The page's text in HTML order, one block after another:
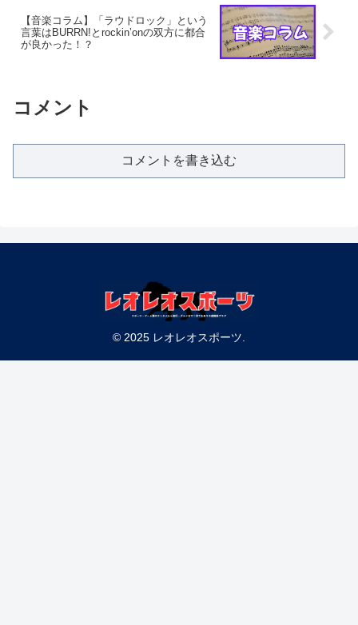
【音楽コラム】「ラウドロック」という
言葉はBURRN!とrockin’onの双方に都合
が良かった！？
コメント
コメントを書き込む
© 2025 レオレオスポーツ.